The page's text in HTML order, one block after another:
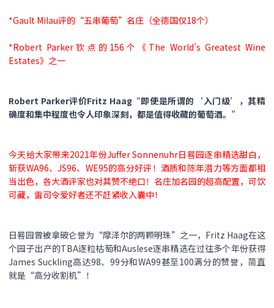
*Gault Milau评的“五串葡萄”名庄（全德国仅18个）
*Robert Parker钦点的156个《The World's Greatest Wine
Estates》之一
Robert Parker评价Fritz Haag“即使是所谓的‘入门级’，其精
确度和集中程度也令人印象深刻，都是值得收藏的葡萄酒。”
今天给大家带来2021年份Juffer Sonnenuhr日晷园逐串精选甜白，
斩获WA96、JS96、WE95的高分好评！酒质和陈年潜力等方面都相
当出色，各大酒评家也对其赞不绝口！名庄加名园的超高配置，可饮
可藏，雷司令爱好者还不赶紧收入囊中！
日晷园曾被拿破仑誉为“摩泽尔的两颗明珠”之一，Fritz Haag在这
个园子出产的TBA逐粒枯萄和Auslese逐串精选在过往多个年份获得
James Suckling高达98、99分和WA99甚至100满分的赞誉，简直
就是“高分收割机”！